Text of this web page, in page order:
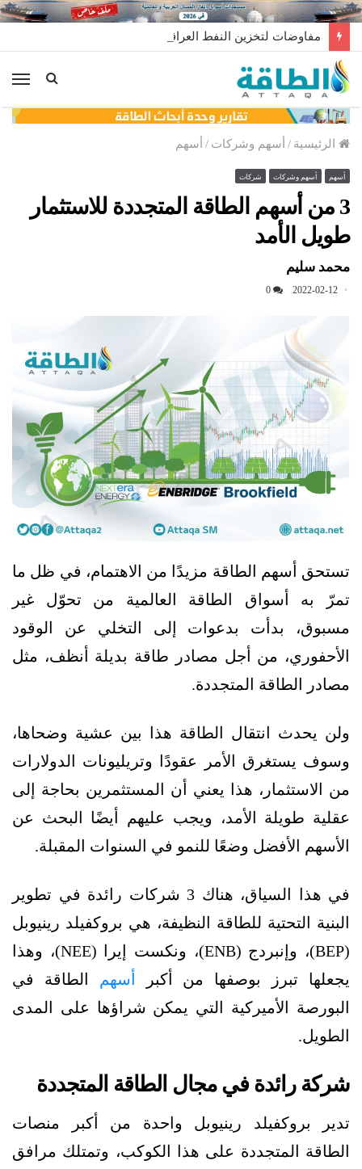
مفاوضات لتخزين النفط العراقي في الخارج
الرئيسية / أسهم وشركات / أسهم
أسهم أسهم وشركات شركات
3 من أسهم الطاقة المتجددة للاستثمار
طويل الأمد
محمد سليم
2022-02-12
0
تستحق أسهم الطاقة مزيدًا من الاهتمام، في ظل ما
تمرّ به أسواق الطاقة العالمية من تحوّل غير
مسبوق، بدأت بدعوات إلى التخلي عن الوقود
الأحفوري، من أجل مصادر طاقة بديلة أنظف، مثل
مصادر الطاقة المتجددة.
ولن يحدث انتقال الطاقة هذا بين عشية وضحاها،
وسوف يستغرق الأمر عقودًا وتريليونات الدولارات
من الاستثمار، هذا يعني أن المستثمرين بحاجة إلى
عقلية طويلة الأمد، ويجب عليهم أيضًا البحث عن
الأسهم الأفضل وضعًا للنمو في السنوات المقبلة.
في هذا السياق، هناك 3 شركات رائدة في تطوير
البنية التحتية للطاقة النظيفة، هي بروكفيلد رينيوبل
(BEP)، وإنبردج (ENB)، ونكست إيرا (NEE)، وهذا
يجعلها تبرز بوصفها من أكبر
أسهم
الطاقة في
البورصة الأميركية التي يمكن شراؤها على المدى
الطويل.
شركة رائدة في مجال الطاقة المتجددة
تدير بروكفيلد رينيوبل واحدة من أكبر منصات
الطاقة المتجددة على هذا الكوكب، وتمتلك مرافق